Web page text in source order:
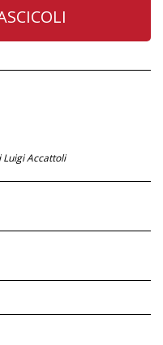
Luigi Accattoli